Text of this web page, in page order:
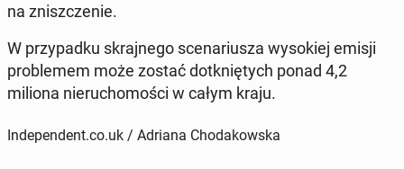
na znisz­cze­nie.
W przy­pad­ku skraj­ne­go sce­na­riu­sza wy­so­kiej emisji
pro­ble­mem może zostać do­tknię­tych ponad 4,2
miliona nie­ru­cho­mo­ści w całym kraju.
Independent.co.uk / Adriana Chodakowska